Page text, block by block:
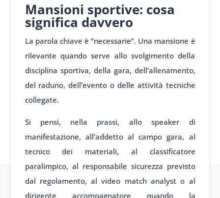
Mansioni sportive: cosa
significa davvero
La parola chiave è “necessarie”. Una mansione è
rilevante quando serve allo svolgimento della
disciplina sportiva, della gara, dell’allenamento,
del raduno, dell’evento o delle attività tecniche
collegate.
Si pensi, nella prassi, allo speaker di
manifestazione, all’addetto al campo gara, al
tecnico dei materiali, al classificatore
paralimpico, al responsabile sicurezza previsto
dal regolamento, al video match analyst o al
dirigente accompagnatore quando la